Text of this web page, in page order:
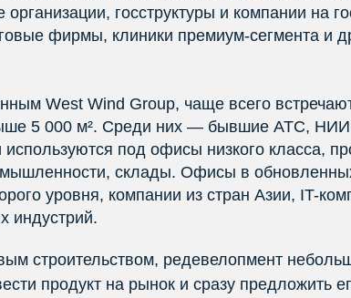
госструктуры и компании на
фирмы, клиники премиум-сегмента и
West Wind Group, чаще всего
5 000 м². Среди них — бывшие АТС,
под офисы низкого класса,
склады. Офисы в
уровня, компании из стран Азии, IT-
индустрий.
строительством, редевелопмент
продукт на рынок и сразу предложить